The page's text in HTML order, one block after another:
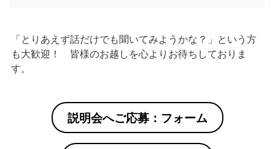
「とりあえず話だけでも聞いてみようかな？」という方
も大歓迎！　皆様のお越しを心よりお待ちしておりま
す。
説明会へご応募：フォーム